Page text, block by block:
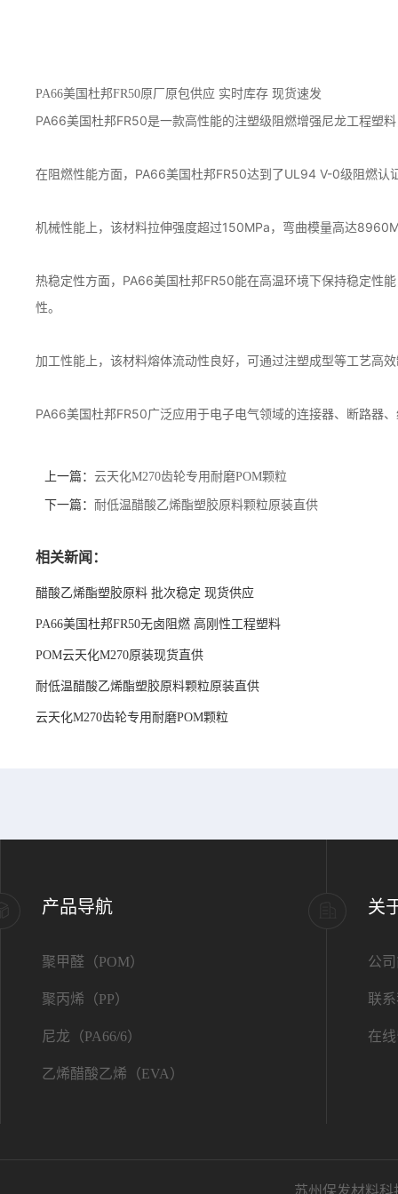
PA66美国杜邦FR50原厂原包供应 实时库存 现货速发
PA66美国杜邦FR50是一款高性能的注塑级阻燃增强尼龙工程塑
在阻燃性能方面，PA66美国杜邦FR50达到了UL94 V-0级阻燃
机械性能上，该材料拉伸强度超过150MPa，弯曲模量高达
热稳定性方面，PA66美国杜邦FR50能在高温环境下保持稳定性
性。
加工性能上，该材料熔体流动性良好，可通过注塑成型等工艺高
PA66美国杜邦FR50广泛应用于电子电气领域的连接器、断路器
上一篇： 云天化M270齿轮专用耐磨POM颗粒
下一篇： 耐低温醋酸乙烯酯塑胶原料颗粒原装直供
相关新闻：
醋酸乙烯酯塑胶原料 批次稳定 现货供应
PA66美国杜邦FR50无卤阻燃 高刚性工程塑料
POM云天化M270原装现货直供
耐低温醋酸乙烯酯塑胶原料颗粒原装直供
云天化M270齿轮专用耐磨POM颗粒
产品导航
聚甲醛（POM）
聚丙烯（PP）
尼龙（PA66/6）
乙烯醋酸乙烯（EVA）
关
公
联
在
苏州保发材料科